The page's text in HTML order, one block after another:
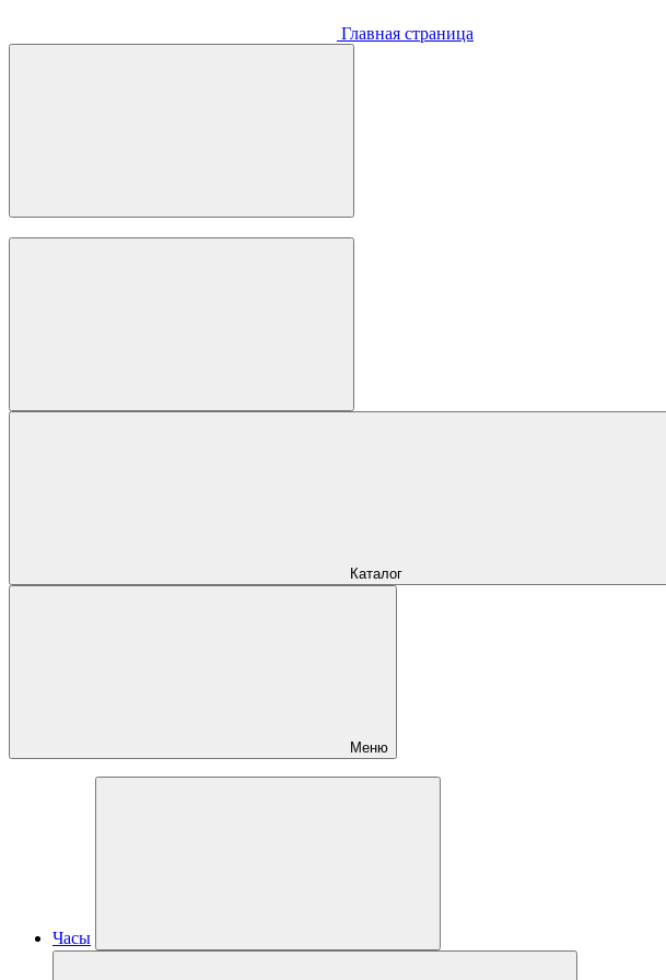
Главная страница
Каталог
Меню
Часы